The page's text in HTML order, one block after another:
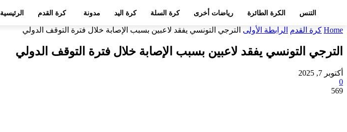
التنس الكرة الطائرة رياضات أخرى كرة السلة كرة اليد مدونة كرة القدم الرئيسية
Home كرة القدم الرابطة الأولى الترجي التونسي يفقد لاعبين بسبب الإصابة خلال فترة التوقف الدولي
الترجي التونسي يفقد لاعبين بسبب الإصابة خلال فترة التوقف الدولي
أكتوبر 7, 2025
0
569